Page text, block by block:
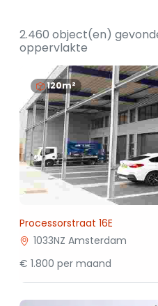
2.460 object(en)
oppervlakte
120m²
Processorstraat 16E
1033NZ Amsterdam
€ 1.800 per maand